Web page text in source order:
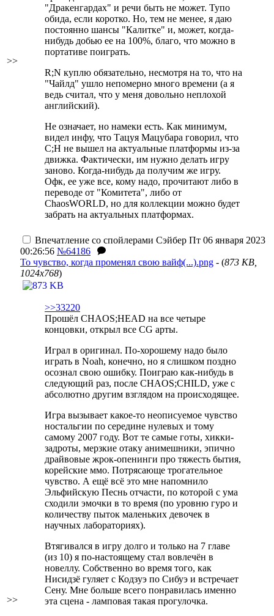
>>
"Дракенгардах" и речи быть не может. Тупо
обида, если коротко. Но, тем не менее, я даю
постоянно шансы "Калитке" и, может, когда-
нибудь добью ее на 100%, благо, что можно в
портативе поиграть.
R;N куплю обязательно, несмотря на то, что на
"Чайлд" ушло непомерно много времени (а я
ведь считал, что у меня довольно неплохой
английский).
Не означает, но намеки есть. Как минимум,
видел инфу, что Тацуя Мацубара говорил, что
C;H не вышел на актуальные платформы из-за
движка. Фактически, им нужно делать игру
заново. Когда-нибудь да получим же игру.
Офк, ее уже все, кому надо, прочитают либо в
переводе от "Комитета", либо от
ChaosWORLD, но для коллекции можно будет
забрать на актуальных платформах.
>>
Впечатление со спойлерами Сэйбер Пт 06 января 2023
00:26:56 №64186
То чувство, когда променял свою вайф(...).png - (873 KB,
1024x768)
>>33220
Прошёл CHAOS;HEAD на все четыре
концовки, открыл все CG арты.
Играл в оригинал. По-хорошему надо было
играть в Noah, конечно, но я слишком поздно
осознал свою ошибку. Поиграю как-нибудь в
следующий раз, после CHAOS;CHILD, уже с
абсолютно другим взглядом на происходящее.
Игра вызывает какое-то неописуемое чувство
ностальгии по середине нулевых и тому
самому 2007 году. Вот те самые готы, хикки-
задроты, мерзкие отаку анимешники, эпично
драйвовые жрок-опенинги про тяжесть бытия,
корейские ммо. Потрясающе трогательное
чувство. А ещё всё это мне напомнило
Эльфийскую Песнь отчасти, по которой с ума
сходили эмочки в то время (по уровню гуро и
количеству пыток маленьких девочек в
научных лабораториях).
Втягивался в игру долго и только на 7 главе
(из 10) я по-настоящему стал вовлечён в
новеллу. Собственно во время того, как
Нисидзё гуляет с Кодзуэ по Сибуэ и встречает
Сену. Мне больше всего понравилась именно
эта сцена - ламповая такая прогулочка.